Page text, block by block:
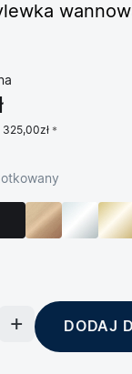
325,00zł
DODAJ